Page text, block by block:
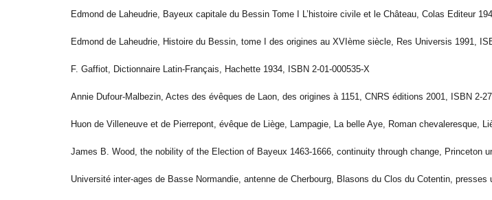
Edmond de Laheudrie, Bayeux capitale du Bessin Tome I L’histoire civile et le Château, Colas Editeur
Edmond de Laheudrie, Histoire du Bessin, tome I des origines au XVIème siècle, Res Universis 1991,
F. Gaffiot, Dictionnaire Latin-Français, Hachette 1934, ISBN 2-01-000535-X
Annie Dufour-Malbezin, Actes des évêques de Laon, des origines à 1151, CNRS éditions 2001, ISBN 2-
Huon de Villeneuve et de Pierrepont, évêque de Liège, Lampagie, La belle Aye, Roman chevaleresque,
James B. Wood, the nobility of the Election of Bayeux 1463-1666, continuity through change, Princeton
Université inter-ages de Basse Normandie, antenne de Cherbourg, Blasons du Clos du Cotentin,